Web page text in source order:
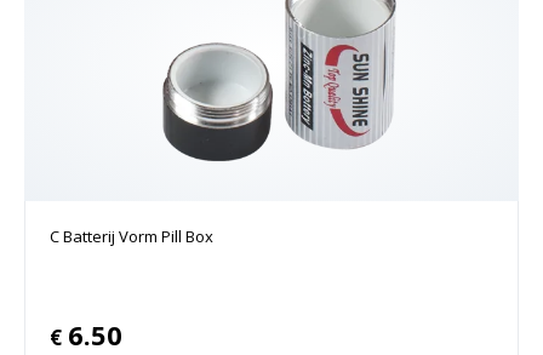
C Batterij Vorm Pill Box
€ 6.50